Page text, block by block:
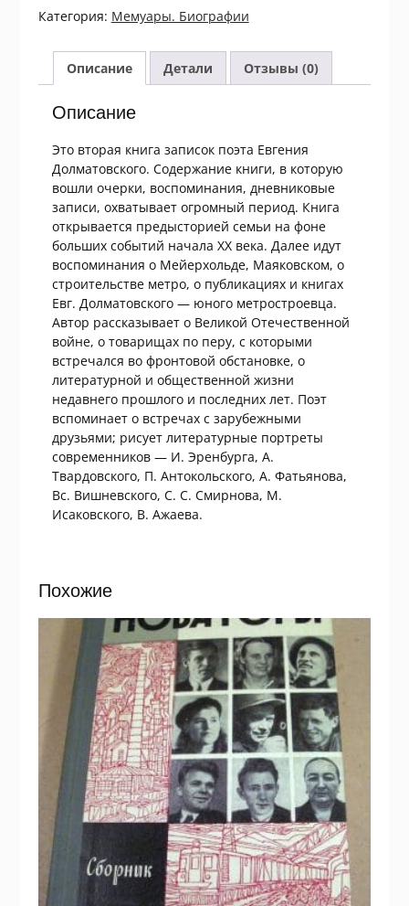
поэта.Книга
Категория: Мемуары. Биографии
Описание Детали Отзывы (0)
Описание
Это вторая книга записок поэта Евгения
Долматовского. Содержание книги, в которую
вошли очерки, воспоминания, дневниковые
записи, охватывает огромный период. Книга
открывается предысторией семьи на фоне
больших событий начала XX века. Далее идут
воспоминания о Мейерхольде, Маяковском, о
строительстве метро, о публикациях и книгах
Евг. Долматовского — юного метростроевца.
Автор рассказывает о Великой Отечественной
войне, о товарищах по перу, с которыми
встречался во фронтовой обстановке, о
литературной и общественной жизни
недавнего прошлого и последних лет. Поэт
вспоминает о встречах с зарубежными
друзьями; рисует литературные портреты
современников — И. Эренбурга, А.
Твардовского, П. Антокольского, А. Фатьянова,
Вс. Вишневского, С. С. Смирнова, М.
Исаковского, В. Ажаева.
Похожие